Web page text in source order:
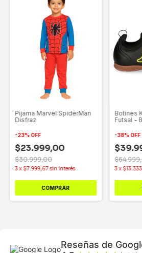
Pijama Marvel SpiderMan
Disfraz
-23%OFF
$23.999,00
$30.999,00
3x $7.999,67sin interés
COMPRAR
Botines
Futsal -
-38%OFF
3x
Reseñas de